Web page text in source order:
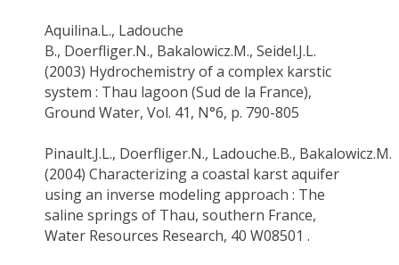
Aquilina.L., Ladouche
B., Doerfliger.N., Bakalowicz.M., Seidel.J.L.
(2003) Hydrochemistry of a complex karstic
system : Thau lagoon (Sud de la France),
Ground Water, Vol. 41, N°6, p. 790-805
Pinault.J.L., Doerfliger.N., Ladouche.B., Bakalowicz.M.
(2004) Characterizing a coastal karst aquifer
using an inverse modeling approach : The
saline springs of Thau, southern France,
Water Resources Research, 40 W08501 .